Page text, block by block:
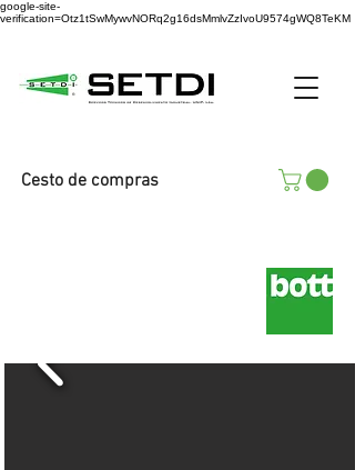
google-site-
verification=Otz1tSwMywvNORq2g16dsMmlvZzIvoU9574gWQ8TeKM
Cesto de compras